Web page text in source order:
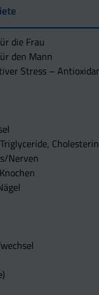
die Frau
den Mann
Stress –
Nerven